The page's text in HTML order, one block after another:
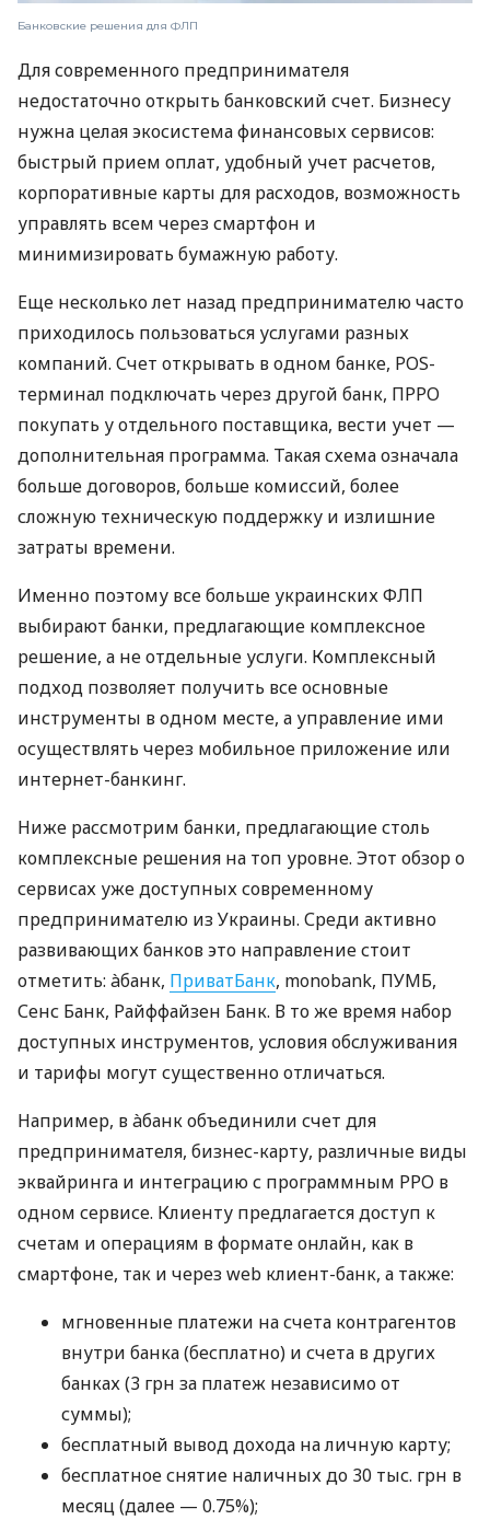
Банковские решения для ФЛП
Для современного предпринимателя
недостаточно открыть банковский счет. Бизнесу
нужна целая экосистема финансовых сервисов:
быстрый прием оплат, удобный учет расчетов,
корпоративные карты для расходов, возможность
управлять всем через смартфон и
минимизировать бумажную работу.
Еще несколько лет назад предпринимателю часто
приходилось пользоваться услугами разных
компаний. Счет открывать в одном банке, POS-
терминал подключать через другой банк, ПРРО
покупать у отдельного поставщика, вести учет —
дополнительная программа. Такая схема означала
больше договоров, больше комиссий, более
сложную техническую поддержку и излишние
затраты времени.
Именно поэтому все больше украинских ФЛП
выбирают банки, предлагающие комплексное
решение, а не отдельные услуги. Комплексный
подход позволяет получить все основные
инструменты в одном месте, а управление ими
осуществлять через мобильное приложение или
интернет-банкинг.
Ниже рассмотрим банки, предлагающие столь
комплексные решения на топ уровне. Этот обзор о
сервисах уже доступных современному
предпринимателю из Украины. Среди активно
развивающих банков это направление стоит
отметить: àбанк, ПриватБанк, monobank, ПУМБ,
Сенс Банк, Райффайзен Банк. В то же время набор
доступных инструментов, условия обслуживания
и тарифы могут существенно отличаться.
Например, в àбанк объединили счет для
предпринимателя, бизнес-карту, различные виды
эквайринга и интеграцию с программным РРО в
одном сервисе. Клиенту предлагается доступ к
счетам и операциям в формате онлайн, как в
смартфоне, так и через web клиент-банк, а также:
мгновенные платежи на счета контрагентов
внутри банка (бесплатно) и счета в других
банках (3 грн за платеж независимо от
суммы);
бесплатный вывод дохода на личную карту;
бесплатное снятие наличных до 30 тыс. грн в
месяц (далее — 0.75%);